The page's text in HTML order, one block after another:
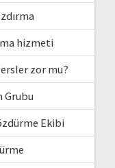
hizmeti
zor mu?
Grubu
Ekibi